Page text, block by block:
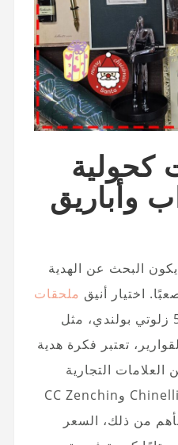
كحولية
وأباريق
البحث عن الهدية
اختيار أنيق ملحقات
ما يصل إلى 500 زلوتي بولندي، مثل
تعتبر فكرة هدية
التجارية
الشهيرة مثل Baliccy وChinelli وCC Zenchin
من ذلك، السعر